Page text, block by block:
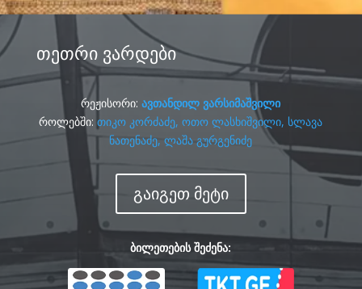
თეთრი ვარდები
რეჟისორი:ავთანდილ ვარსიმაშვილი
როლებში:თიკო კორძაძე,ოთო ლასხიშვილი, სლავა
ნათენაძე,ლაშა გურგენიძე
გაიგეთ მეტი
ბილეთების შეძენა: